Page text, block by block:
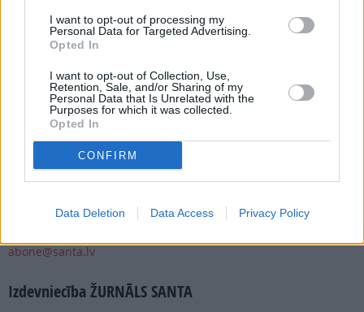
I want to opt-out of processing my
Personal Data for Targeted Advertising.
Opted In
I want to opt-out of Collection, Use,
Retention, Sale, and/or Sharing of my
Personal Data that Is Unrelated with the
Purposes for which it was collected.
Opted In
CONFIRM
Data Deletion Data Access Privacy Policy
Abonēšanas nodaļa
Darba laiks (valsts darba d.)
9:00 - 17:00
Tālrunis
+371 67 006 114
Abonementu noformēšana
abone@santa.lv
Izdevniecība ŽURNĀLS SANTA